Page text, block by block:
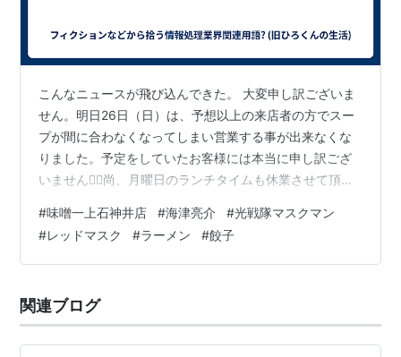
れた5人の戦士。
し、正義の光とし戦いぬく。
ストーリー面では、タケルと、地底帝国チューブの幹
部・イガム王子の双子の妹・イアル姫の２人を中心に人
間ドラマが描かれた。
タケルとイアル姫ほど、堂々と真正面から恋愛が描かれ
ることは過去になく、『マスクマン』は“愛のソルジャ
ー”に相応しいヒーローとなった。
また、マスクマンは『五大合体ロボ』や『６人目の戦士
の登場（１話限りの為、正式ではない。）』など数多く
の初の快挙を成し遂げた戦隊でもある。
こんなニュースが飛び込んできた。 大変申し訳ございま
せん。明日26日（日）は、予想以上の来店者の方でスー
プが間に合わなくなってしまい営業する事が出来なくな
りました。予定をしていたお客様には本当に申し訳ござ
いません🙇‍♂️尚、月曜日のランチタイムも休業させて頂
— 海津 亮介 (@Ryousuke_Kaizu) 2026年4月25日 うー
む。やはり早めに行っておいてよかった。 なお、このお
店で食べたラーメンと餃子は本当に美味しかった。
なってきた。 現地へ行くと立ち退きを余儀なくされる理
由が…
#味噌一上石神井店 #海津亮介 #光戦隊マスクマン
#レッドマスク #ラーメン #餃子
関連ブログ